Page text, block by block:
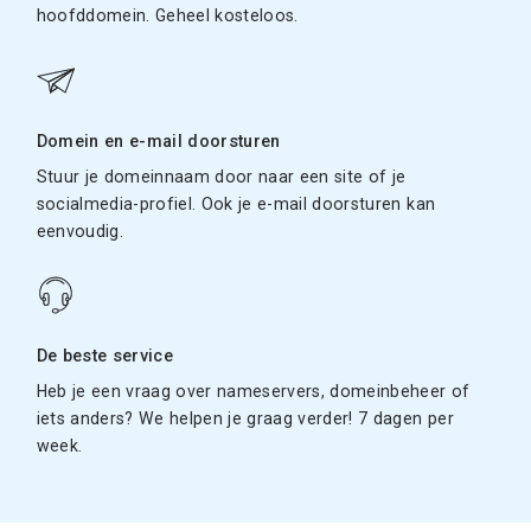
hoofddomein. Geheel kosteloos.
Domein en e-mail doorsturen
Stuur je domeinnaam door naar een site of je
socialmedia-profiel. Ook je e-mail doorsturen kan
eenvoudig.
De beste service
Heb je een vraag over nameservers, domeinbeheer of
iets anders? We helpen je graag verder! 7 dagen per
week.